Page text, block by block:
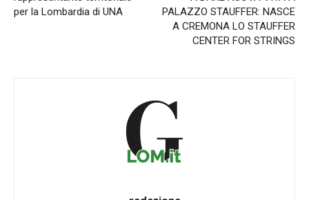
per la Lombardia di UNA
PALAZZO STAUFFER: NASCE
A CREMONA LO STAUFFER
CENTER FOR STRINGS